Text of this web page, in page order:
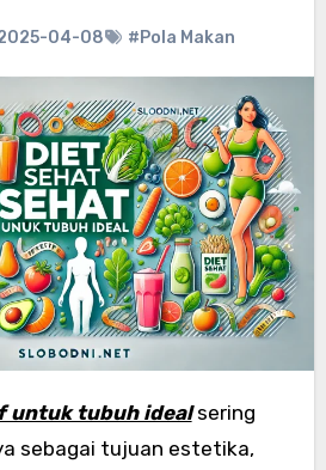
04-08 #Pola Makan
untuk tubuh idealsering
sebagai tujuan estetika,